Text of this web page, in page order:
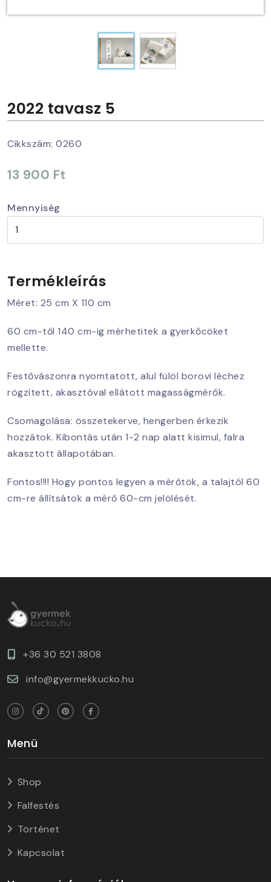
2022 tavasz 5
Cikkszám: 0260
13 900 Ft
Mennyiség
Termékleírás
Méret: 25 cm X 110 cm
60 cm-től 140 cm-ig mérhetitek a gyerkőcöket
mellette.
Festővászonra nyomtatott, alul fülöl borovi léchez
rögzített, akasztóval ellátott magasságmérők.
Csomagolása: összetekerve, hengerben érkezik
hozzátok. Kibontás után 1-2 nap alatt kisimul, falra
akasztott állapotában.
Fontos!!!! Hogy pontos legyen a mérőtök, a talajtól 60
cm-re állítsátok a mérő 60-cm jelölését.
+36 30 521 3808
info@gyermekkucko.hu
Menü
Shop
Falfestés
Történet
Kapcsolat